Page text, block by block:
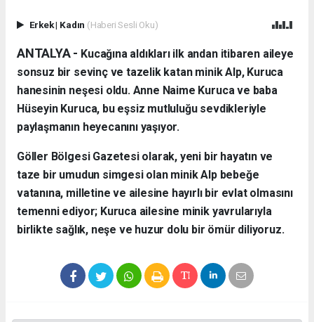
Erkek| Kadın (Haberi Sesli Oku)
ANTALYA - ​ Kucağına aldıkları ilk andan itibaren aileye
sonsuz bir sevinç ve tazelik katan minik Alp, Kuruca
hanesinin neşesi oldu. Anne Naime Kuruca ve baba
Hüseyin Kuruca, bu eşsiz mutluluğu sevdikleriyle
paylaşmanın heyecanını yaşıyor.
​Göller Bölgesi Gazetesi olarak, yeni bir hayatın ve
taze bir umudun simgesi olan minik Alp bebeğe
vatanına, milletine ve ailesine hayırlı bir evlat olmasını
temenni ediyor; Kuruca ailesine minik yavrularıyla
birlikte sağlık, neşe ve huzur dolu bir ömür diliyoruz.